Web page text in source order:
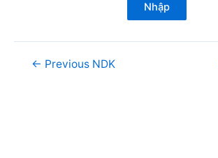
Nhập
← Previous NDK